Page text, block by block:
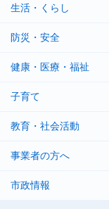
生活・くらし
防災・安全
健康・医療・福祉
子育て
教育・社会活動
事業者の方へ
市政情報